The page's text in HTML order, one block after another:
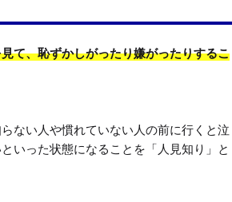
て、恥ずかしがったり嫌がったりするこ
ない人や慣れていない人の前に行くと泣
いった状態になることを「人見知り」と